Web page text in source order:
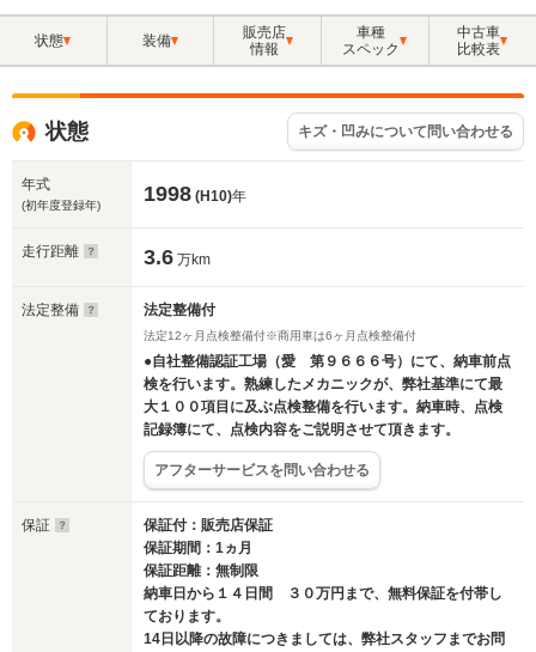
状態 装備
販売店
情報
車種
スペック
中古車
比較表
状態 キズ・凹みについて問い合わせる
年式
(初年度登録年) 1998 (H10)年
走行距離 3.6 万km
法定整備 法定整備付
法定12ヶ月点検整備付※商用車は6ヶ月点検整備付
●自社整備認証工場（愛 第９６６６号）にて、納車前点
検を行います。熟練したメカニックが、弊社基準にて最
大１００項目に及ぶ点検整備を行います。納車時、点検
記録簿にて、点検内容をご説明させて頂きます。
アフターサービスを問い合わせる
保証
保証付：販売店保証
保証期間：1ヵ月
保証距離：無制限
納車日から１４日間 ３０万円まで、無料保証を付帯し
ております。
14日以降の故障につきましては、弊社スタッフまでお問